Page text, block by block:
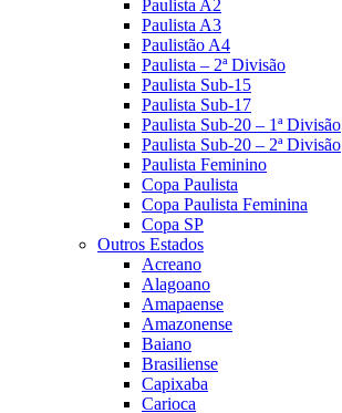
Paulista A2
Paulista A3
Paulistão A4
Paulista – 2ª Divisão
Paulista Sub-15
Paulista Sub-17
Paulista Sub-20 – 1ª Divisão
Paulista Sub-20 – 2ª Divisão
Paulista Feminino
Copa Paulista
Copa Paulista Feminina
Copa SP
Outros Estados
Acreano
Alagoano
Amapaense
Amazonense
Baiano
Brasiliense
Capixaba
Carioca